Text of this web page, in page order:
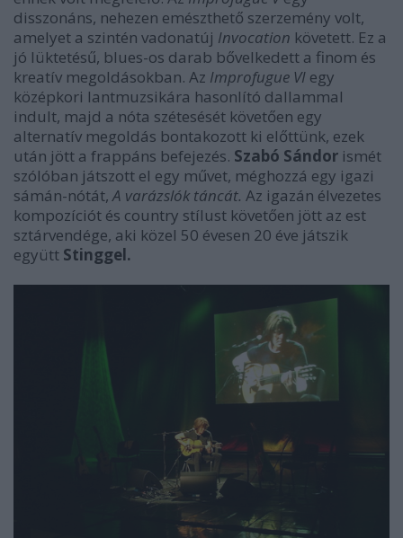
disszonáns, nehezen emészthető szerzemény volt,
amelyet a szintén vadonatúj Invocation követett. Ez a
jó lüktetésű, blues-os darab bővelkedett a finom és
kreatív megoldásokban. Az Improfugue VI egy
középkori lantmuzsikára hasonlító dallammal
indult, majd a nóta szétesését követően egy
alternatív megoldás bontakozott ki előttünk, ezek
után jött a frappáns befejezés. Szabó Sándor ismét
szólóban játszott el egy művet, méghozzá egy igazi
sámán-nótát, A varázslók táncát. Az igazán élvezetes
kompozíciót és country stílust követően jött az est
sztárvendége, aki közel 50 évesen 20 éve játszik
együtt Stinggel.